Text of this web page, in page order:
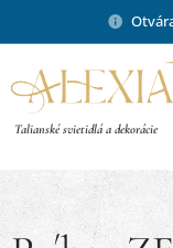
Talianské svietidlá a dekorácie